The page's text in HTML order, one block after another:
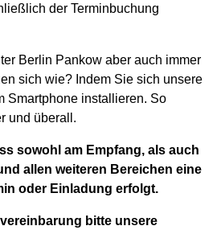
der Terminbuchung
Berlin Pankow aber auch immer
sich wie? Indem Sie sich unsere
Smartphone installieren. So
und überall.
sowohl am Empfang, als auch
allen weiteren Bereichen eine
oder Einladung erfolgt.
bitte unsere